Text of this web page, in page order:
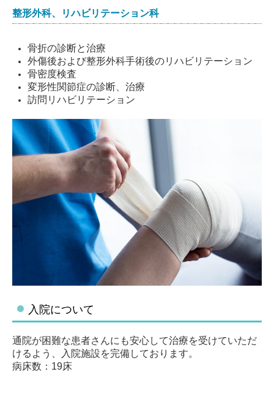
整形外科、リハビリテーション科
骨折の診断と治療
外傷後および整形外科手術後のリハビリテーション
骨密度検査
変形性関節症の診断、治療
訪問リハビリテーション
入院について
通院が困難な患者さんにも安心して治療を受けていただ
けるよう、入院施設を完備しております。
病床数：19床